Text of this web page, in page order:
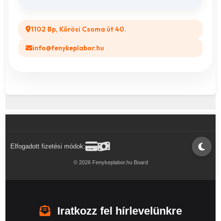
1102 Bp, Kőrösi Csoma út 40.
info@fenykeplabor.hu
Elfogadott fizetési módok:
© 2026 Fenykeplabor.hu Board
Iratkozz fel hírlevelünkre